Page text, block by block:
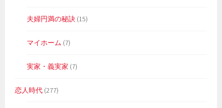
夫婦円満の秘訣 (15)
マイホーム (7)
実家・義実家 (7)
恋人時代 (277)